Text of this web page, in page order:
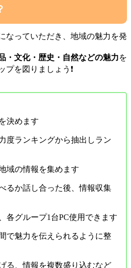
なっていただき、地域の魅力を発
・文化・歴史・自然などの魅力を
を図りましょう❗️
決めます
度ランキングから抽出しラン
域の情報を集めます
るか話し合った後、情報収集
グループ1台PC使用できます
で魅力を伝えられるように整
る、情報を複数盛り込むなど